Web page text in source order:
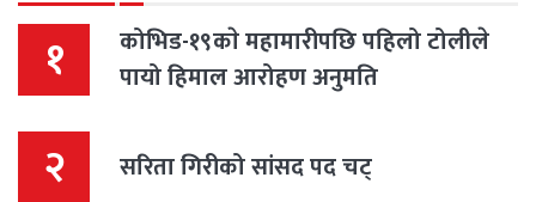
१
कोभिड-१९काे महामारीपछि पहिलो टोलीले
पायो हिमाल आरोहण अनुमति
२ सरिता गिरीको सांसद पद चट्